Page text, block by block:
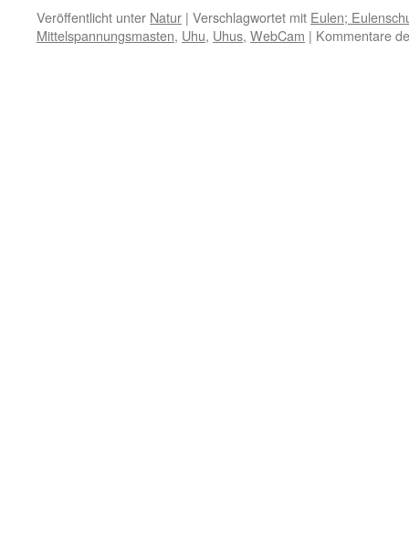
Veröffentlicht unter Natur | Verschlagwortet mit Eulen;
Mittelspannungsmasten, Uhu, Uhus, WebCam | Kommentare